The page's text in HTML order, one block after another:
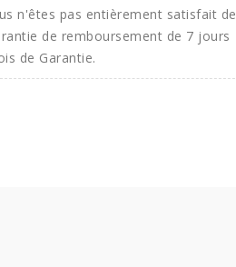
n'êtes pas entièrement satisfait de
de remboursement de 7 jours
de Garantie.